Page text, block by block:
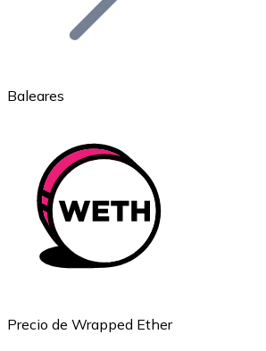
Ethereum
ETH
Baleares
Precio de Wrapped Ether